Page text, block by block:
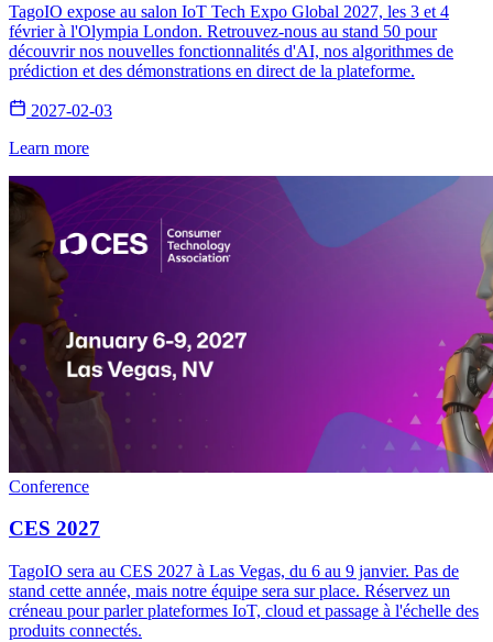
TagoIO expose au salon IoT Tech Expo Global 2027, les 3 et 4
février à l'Olympia London. Retrouvez-nous au stand 50 pour
découvrir nos nouvelles fonctionnalités d'AI, nos algorithmes de
prédiction et des démonstrations en direct de la plateforme.
2027-02-03
Learn more
Conference
CES 2027
TagoIO sera au CES 2027 à Las Vegas, du 6 au 9 janvier. Pas de
stand cette année, mais notre équipe sera sur place. Réservez un
créneau pour parler plateformes IoT, cloud et passage à l'échelle des
produits connectés.